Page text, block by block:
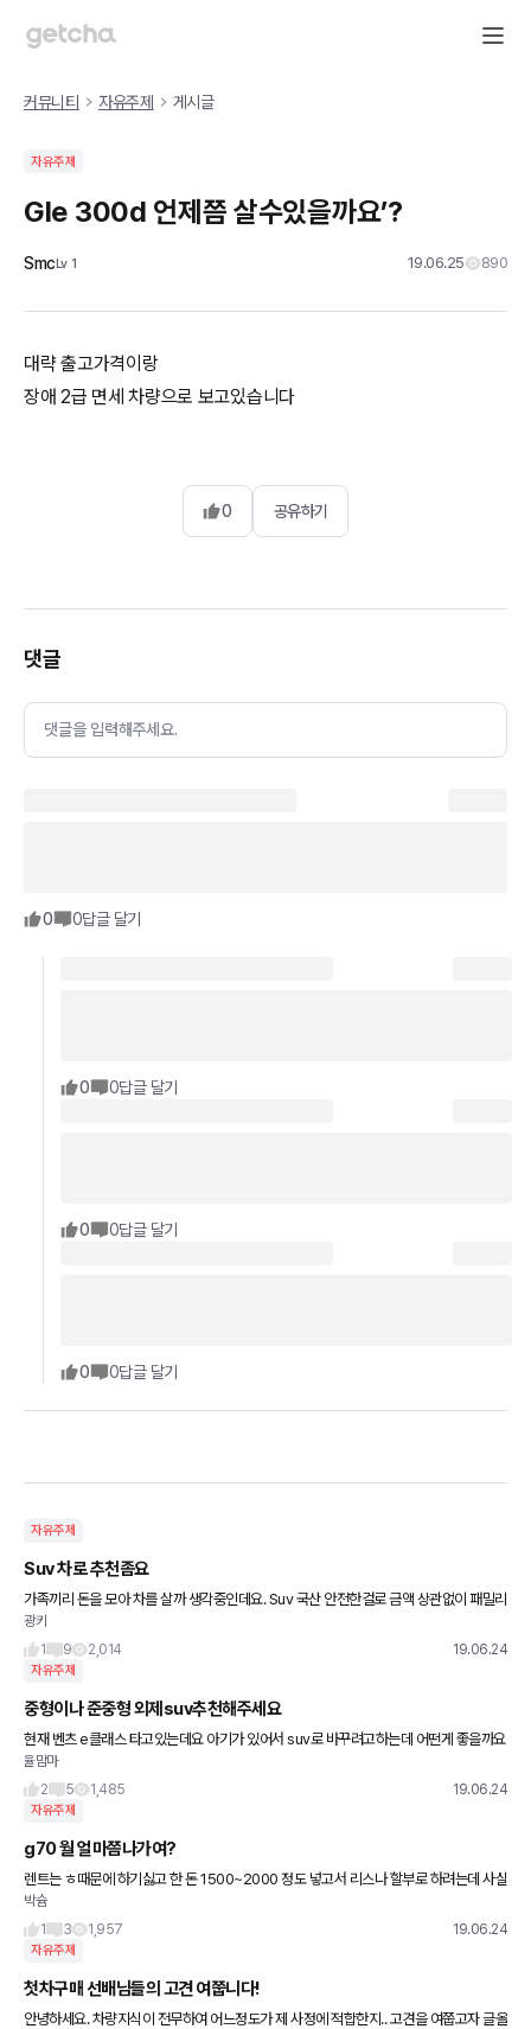
커뮤니티 자유주제 게시글
자유주제
Gle 300d 언제쯤 살수있을까요’?
SmcLv 1 19.06.25 890
대략 출고가격이랑
장애 2급 면세 차량으로 보고있습니다
0 공유하기
댓글
댓글을 입력해주세요.
0 0답글 달기
0 0답글 달기
0 0답글 달기
0 0답글 달기
자유주제
Suv 차로 추천좀요
가족끼리 돈을 모아 차를 살까 생각중인데요. Suv 국산 안전한걸로 금액 상관없이 패밀리
카로 쓸 차좀 추천해주세요. 추가적으로 저와 어머니 누나 이렇게 3명이서 타고 다닐 겁니
다! 대형보단 중형으로
광키
1
9 2,014 19.06.24
자유주제
중형이나 준중형 외제suv추천해주세요
현재 벤츠 e클래스 타고있는데요 아기가 있어서 suv로 바꾸려고하는데 어떤게 좋을까요
~ 차량가격은 6~8000정도가 좋을듯합니다
율맘마
2
5 1,485 19.06.24
자유주제
g70 월 얼마쯤나가여?
렌트는 ㅎ때문에 하기싫고 한 돈 1500~2000 정도 넣고서 리스나 할부로 하려는데 사실
할부리스 뭐가 다른지도 모르겠고.. 차 값이 4500정도하는데 48개월로 치고 월에 얼마
쯤
박슘
1
3 1,957 19.06.24
자유주제
첫차구매 선배님들의 고견 여쭙니다!
안녕하세요. 차량지식이 전무하여 어느정도가 제 사정에 적합한지.. 고견을 여쭙고자 글올